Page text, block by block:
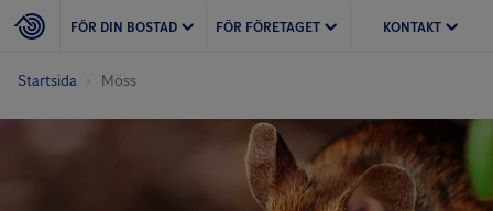
FÖR DIN BOSTAD FÖR FÖRETAGET KONTAKT
Startsida Möss